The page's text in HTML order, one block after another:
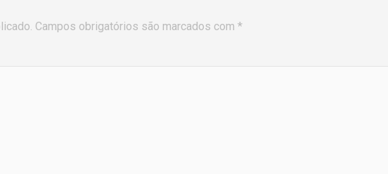
Campos obrigatórios são marcados com *